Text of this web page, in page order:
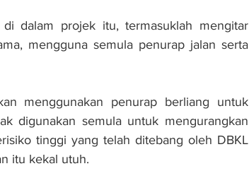
dalam projek itu, termasuklah mengitar
mengguna semula penurap jalan serta
menggunakan penurap berliang untuk
digunakan semula untuk mengurangkan
tinggi yang telah ditebang oleh DBKL
itu kekal utuh.